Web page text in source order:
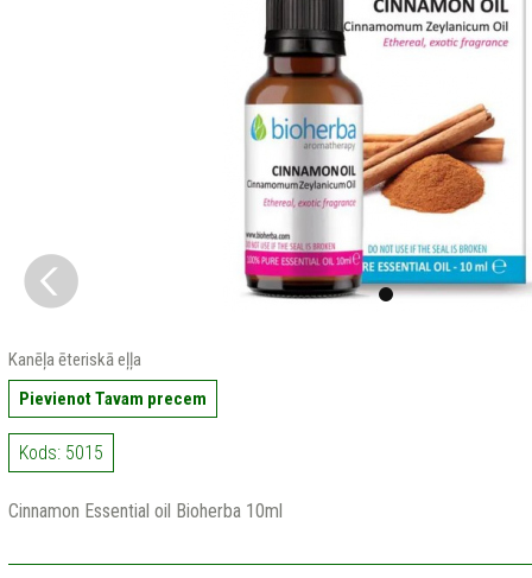
Kanēļa ēteriskā eļļa
Pievienot Tavam precem
Kods: 5015
Cinnamon Essential oil Bioherba 10ml